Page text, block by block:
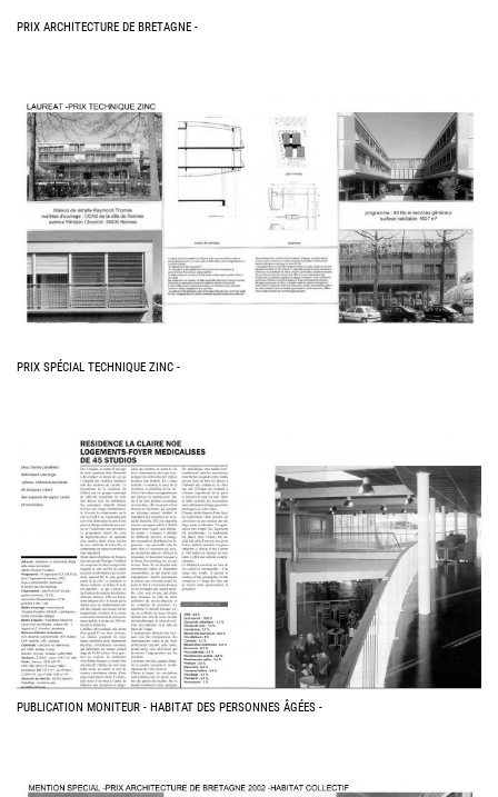
PRIX ARCHITECTURE DE BRETAGNE -
PRIX SPÉCIAL TECHNIQUE ZINC -
PUBLICATION MONITEUR - HABITAT DES PERSONNES ÂGÉES -